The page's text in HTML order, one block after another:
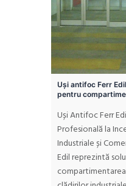
Uși antifoc Ferr
pentru
Uși Antifoc Ferr
Profesională la
Industriale și
Edil reprezintă